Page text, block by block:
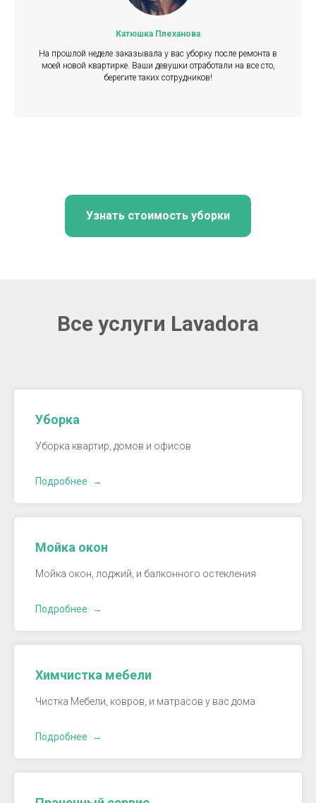
Катюшка Плеханова
На прошлой неделе заказывала у вас уборку после ремонта в
моей новой квартирке. Ваши девушки отработали на все сто,
берегите таких сотрудников!
Узнать стоимость уборки
Все услуги Lavadora
Уборка
Уборка квартир, домов и офисов
Подробнее
Мойка окон
Мойка окон, лоджий, и балконного остекления
Подробнее
Химчистка мебели
Чистка Мебели, ковров, и матрасов у вас дома
Подробнее